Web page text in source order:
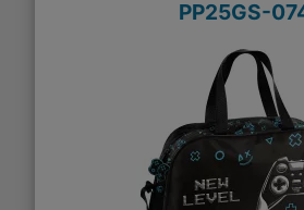
PP25GS-